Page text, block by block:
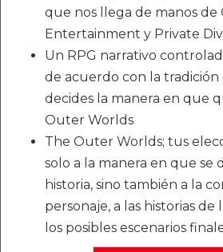
que nos llega de manos de
Entertainment y Private
Un RPG narrativo
de acuerdo con la tradición
decides la manera en que
Outer Worlds
The Outer Worlds; tus
solo a la manera en que se
historia, sino también a la
personaje, a las historias de
los posibles escenarios